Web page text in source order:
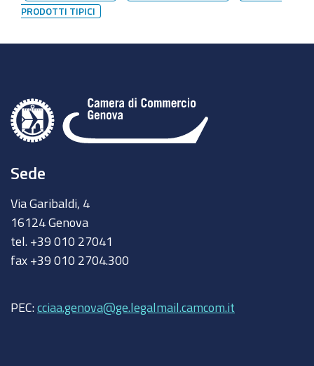
PRODOTTI TIPICI
Sede
Via Garibaldi, 4
16124 Genova
tel. +39 010 27041
fax +39 010 2704.300
PEC: cciaa.genova@ge.legalmail.camcom.it